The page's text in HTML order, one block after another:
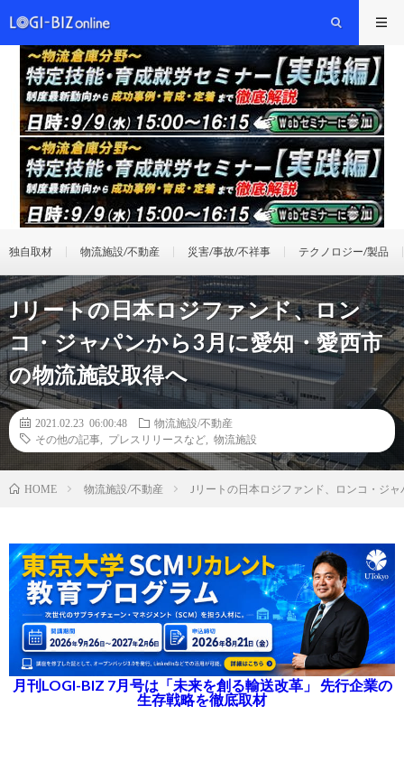
独自取材 物流施設/不動産 災害/事故/不祥事 テクノロジー/製品
Jリートの日本ロジファンド、ロン
コ・ジャパンから3月に愛知・愛西市
の物流施設取得へ
2021.02.23 06:00:48
物流施設/不動産
その他の記事
プレスリリースなど 物流施設
HOME 物流施設/不動産 Jリートの日本ロジファンド、ロンコ・ジ
月刊LOGI-BIZ 7月号は「未来を創る輸送改革」 先行企業の
生存戦略を徹底取材